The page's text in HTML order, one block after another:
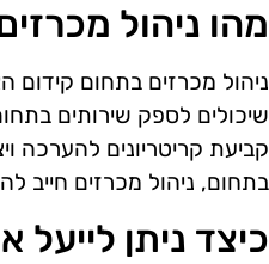
מהו ניהול
ניהול מכרזים בתחום
שיכולים לספק שירותים
קביעת קריטריונים
בתחום, ניהול מכרזים חייב
כיצד ניתן